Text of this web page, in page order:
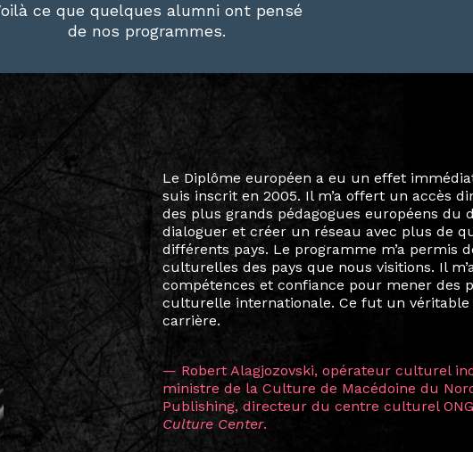
ce que quelques alumni ont pensé
de nos programmes.
Le destin a voulu que ma vie privée et ma
arts soient étroitement liées. Durant mon
Marcel Hicter, j’ai intégré un réseau
vibrant, qui s’est étendu bien au-delà de la
quelques mois, j’invitais mes camarades à
allant de Baguio City à Pékin, de Helsinki à
Manille, Tokyo et Varsovie, renforçant ainsi
consistant à connecter des artistes à travers
continents.
L’une des rencontres les plus marquantes
consœur HicterienneRuthe Zuntz — une
la vision ont transformé ma trajectoire et
Singapour à Berlin pendant près d’une
les amitiés forgées durant cette année